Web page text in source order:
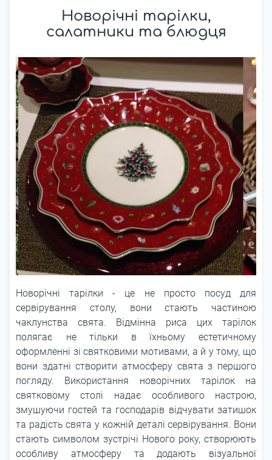
Новорічні тарілки,
салатники та блюдця
Новорічні тарілки - це не просто посуд для
сервірування столу, вони стають частиною
чаклунства свята. Відмінна риса цих тарілок
полягає не тільки в їхньому естетичному
оформленні зі святковими мотивами, а й у тому, що
вони здатні створити атмосферу свята з першого
погляду. Використання новорічних тарілок на
святковому столі надає особливого настрою,
змушуючи гостей та господарів відчувати затишок
та радість свята у кожній деталі сервірування. Вони
стають символом зустрічі Нового року, створюють
особливу атмосферу та додають візуальної